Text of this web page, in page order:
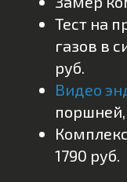
Тест на
газов в
руб.
Видео
поршней,
1790 руб.